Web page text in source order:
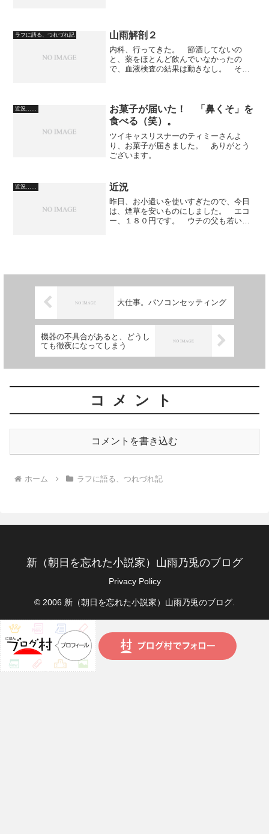
は、基本白いパンツが...
ラフに語る、つれづれ記 山雨解剖２
内科、行ってきた。 節酒してないの
と、薬をほとんど飲んでいなかったの
で、血液検査の結果は動きなし。 そん
のことだった。： だから、...
近況……
お菓子が届いた！ 「鼻くそ」を
食べる（笑）。
ツイキャスリスナーのティミーさんよ
り、お菓子が届きました。 ありがとう
ございます。
近況…… 近況
昨日、お小遣いを使いすぎたので、今日
は、煙草を安いものにしました。 エコ
ー、１８０円です。 ウチの父も若い頃
大仕事。パソコンセッティング
機器の不具合があると、どうし
ても徹夜になってしまう
コメント
コメントを書き込む
ホーム ラフに語る、つれづれ記
新（朝日を忘れた小説家）山雨乃兎のブログ
Privacy Policy
© 2006 新（朝日を忘れた小説家）山雨乃兎のブログ.